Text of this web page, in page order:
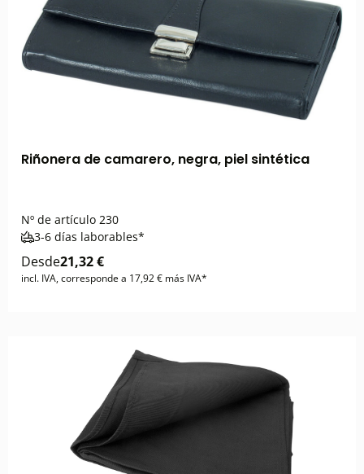
Riñonera de camarero, negra, piel sintética
Nº de artículo 230
3-6 días laborables*
Desde21,32 €
incl. IVA, corresponde a 17,92 € más IVA*